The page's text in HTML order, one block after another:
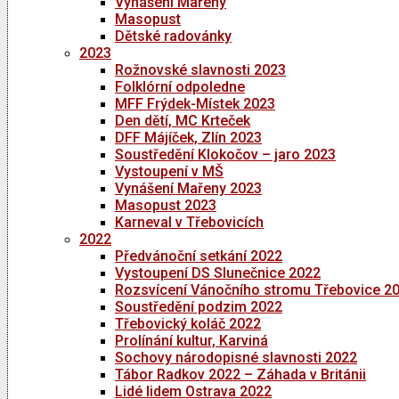
Masopust
Dětské radovánky
2023
Rožnovské slavnosti 2023
Folklórní odpoledne
MFF Frýdek-Místek 2023
Den dětí, MC Krteček
DFF Májíček, Zlín 2023
Soustředění Klokočov – jaro 2023
Vystoupení v MŠ
Vynášení Mařeny 2023
Masopust 2023
Karneval v Třebovicích
2022
Předvánoční setkání 2022
Vystoupení DS Slunečnice 2022
Rozsvícení Vánočního stromu Třebovice
Soustředění podzim 2022
Třebovický koláč 2022
Prolínání kultur, Karviná
Sochovy národopisné slavnosti 2022
Tábor Radkov 2022 – Záhada v Británii
Lidé lidem Ostrava 2022